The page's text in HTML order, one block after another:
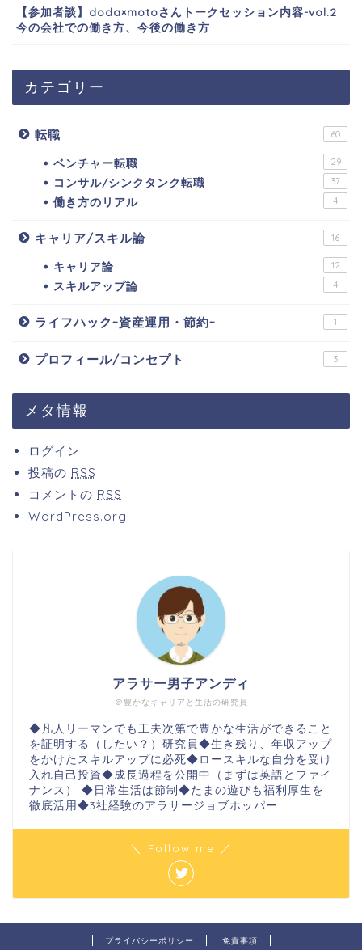
【参加者談】doda×motoさんトークセッション内容-vol.2
今の会社での働き方、今後の働き方
カテゴリー
転職 60
ベンチャー転職 29
コンサル/シンクタンク転職 37
働き方のリアル 4
キャリア/スキル論 16
キャリア論 12
スキルアップ論 4
ライフハック~資産運用・節約~ 1
プロフィール/コンセプト 3
メタ情報
ログイン
投稿の RSS
コメントの RSS
WordPress.org
＠豊かなキャリアと生活の研究員
アラサー男子アンディ
◆凡人リーマンでも工夫次第で豊かな生活ができること
を証明する（したい？）研究員◆生き残り、年収アップ
をかけたスキルアップに必死◆ロースキルな自分を受け
入れ自己投資◆成長過程を公開中（まずは英語とファイ
ナンス） ◆日常生活は節制◆たまの遊びも福利厚生を
徹底活用◆3社経験のアラサージョブホッパー
＼ Follow me ／
プライバシーポリシー 免責事項